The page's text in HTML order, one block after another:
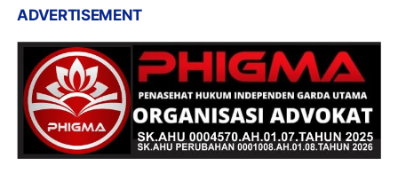
ADVERTISEMENT